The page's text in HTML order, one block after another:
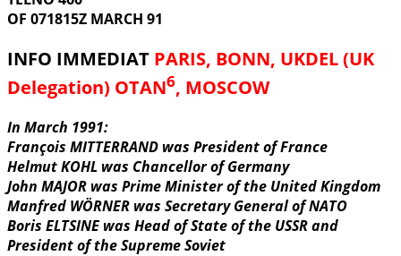
OF 071815Z MARCH 91
INFO IMMEDIAT PARIS, BONN, UKDEL (UK
Delegation) OTAN6, MOSCOW
In March 1991:
François MITTERRAND was President of France
Helmut KOHL was Chancellor of Germany
John MAJOR was Prime Minister of the United Kingdom
Manfred WÖRNER was Secretary General of NATO
Boris ELTSINE was Head of State of the USSR and
President of the Supreme Soviet